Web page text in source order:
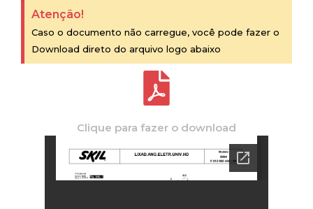
Atenção!
Caso o documento não carregue, você pode fazer o
Download direto do arquivo logo abaixo
Clique para fazer o download